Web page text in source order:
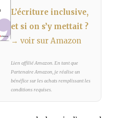
L’écriture inclusive,
et si on s’y mettait ?
→ voir sur Amazon
Lien affilié Amazon. En tant que
Partenaire Amazon, je réalise un
bénéfice sur les achats remplissant les
conditions requises.